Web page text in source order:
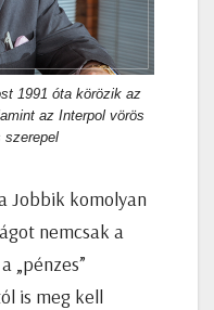
1991 óta körözik az
az Interpol vörös
szerepel
Jobbik komolyan
nemcsak a
„pénzes”
is meg kell